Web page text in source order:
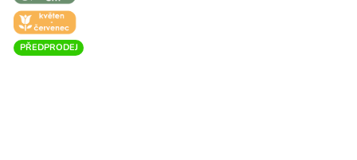
🌼 KVĚT -
ČERVEN
PŘEDPRODEJ